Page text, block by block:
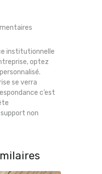
institutionnelle
optez
se verra
c’est
non